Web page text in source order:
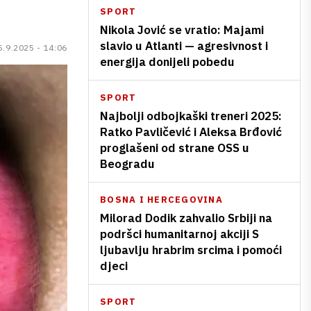
- 14:06
SPORT
Nikola Jović se vratio: Majami
slavio u Atlanti — agresivnost i
energija donijeli pobedu
SPORT
Najbolji odbojkaški treneri 2025:
Ratko Pavličević i Aleksa Brđović
proglašeni od strane OSS u
Beogradu
BOSNA I HERCEGOVINA
Milorad Dodik zahvalio Srbiji na
podršci humanitarnoj akciji S
ljubavlju hrabrim srcima i pomoći
djeci
SPORT